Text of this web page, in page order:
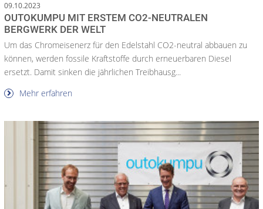
09.10.2023
OUTOKUMPU MIT ERSTEM CO2-NEUTRALEN
BERGWERK DER WELT
Um das Chromeisenerz für den Edelstahl CO2-neutral abbauen zu
können, werden fossile Kraftstoffe durch erneuerbaren Diesel
ersetzt. Damit sinken die jährlichen Treibhausg...
Mehr erfahren